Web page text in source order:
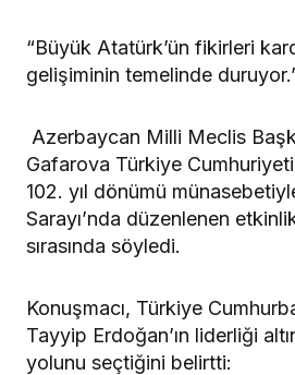
“Büyük Atatürk’ün fikirleri
gelişiminin temelinde
Azerbaycan Milli Meclis
Gafarova Türkiye
102. yıl dönümü
Sarayı’nda düzenlenen
sırasında söyledi.
Konuşmacı, Türkiye
Tayyip Erdoğan’ın liderliği
yolunu seçtiğini belirtti: